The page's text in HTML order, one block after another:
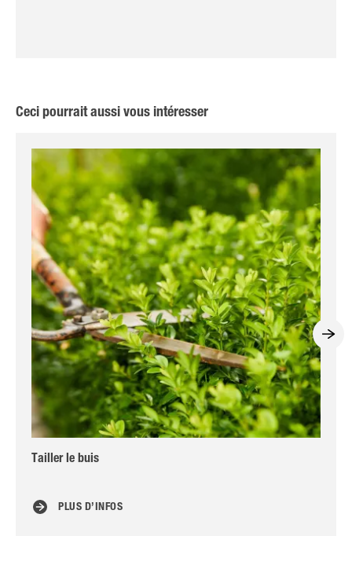
Ceci pourrait aussi vous intéresser
Tailler le buis
PLUS D’INFOS